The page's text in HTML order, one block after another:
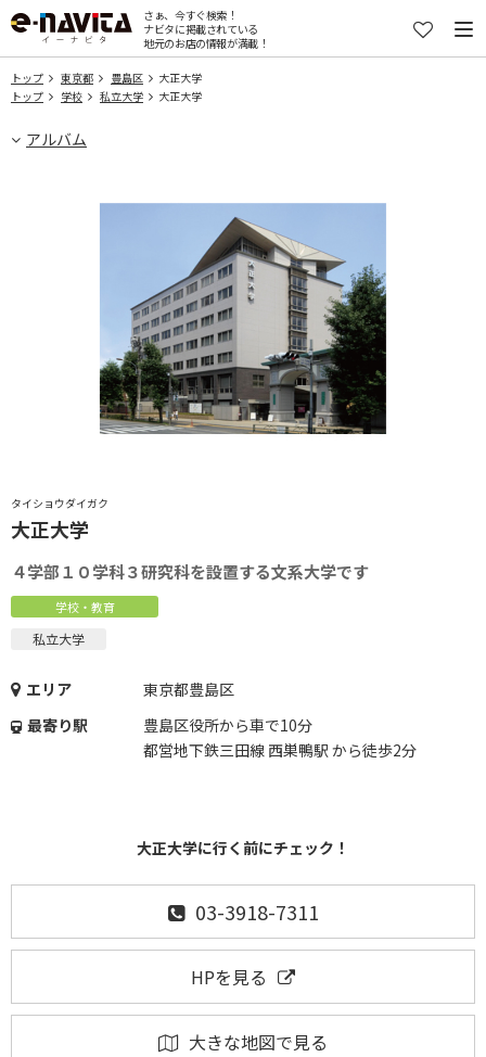
さぁ、今すぐ検索！
ナビタに掲載されている
地元のお店の情報が満載！
トップ 東京都 豊島区
大正大学
トップ
学校 私立大学 大正大学
アルバム
タイショウダイガク
大正大学
４学部１０学科３研究科を設置する文系大学です
学校・教育
私立大学
エリア
東京都豊島区
最寄り駅
豊島区役所から車で10分
都営地下鉄三田線 西巣鴨駅 から徒歩2分
大正大学に行く前にチェック！
03-3918-7311
HPを見る
大きな地図で見る